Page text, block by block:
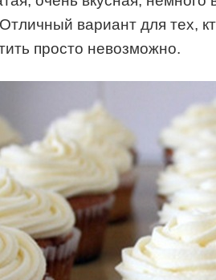
вариант для тех,
просто невозможно.